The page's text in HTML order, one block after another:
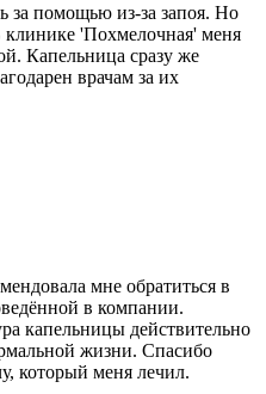
за помощью из-за запоя. Но
клинике 'Похмелочная' меня
Капельница сразу же
врачам за их
мне обратиться в
в компании.
капельницы действительно
жизни. Спасибо
который меня лечил.